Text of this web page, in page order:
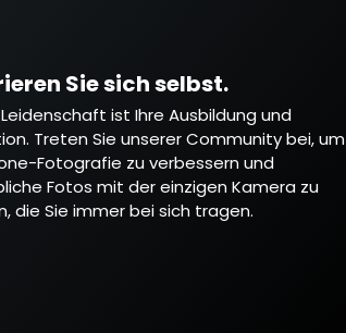
Sie sich selbst.
ist Ihre Ausbildung und
Treten Sie unserer Community bei, um
Fotografie zu verbessern und
Fotos mit der einzigen Kamera zu
die Sie immer bei sich tragen.